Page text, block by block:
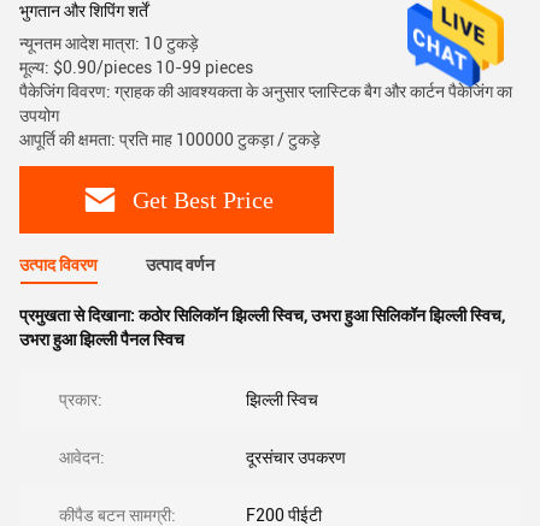
भुगतान और शिपिंग शर्तें
न्यूनतम आदेश मात्रा: 10 टुकड़े
मूल्य: $0.90/pieces 10-99 pieces
पैकेजिंग विवरण: ग्राहक की आवश्यकता के अनुसार प्लास्टिक बैग और कार्टन पैकेजिंग का
उपयोग
आपूर्ति की क्षमता: प्रति माह 100000 टुकड़ा / टुकड़े
Get Best Price
उत्पाद विवरण उत्पाद वर्णन
प्रमुखता से दिखाना:कठोर सिलिकॉन झिल्ली स्विच,उभरा हुआ सिलिकॉन झिल्ली स्विच,
उभरा हुआ झिल्ली पैनल स्विच
प्रकार: झिल्ली स्विच
आवेदन: दूरसंचार उपकरण
कीपैड बटन सामग्री: F200 पीईटी